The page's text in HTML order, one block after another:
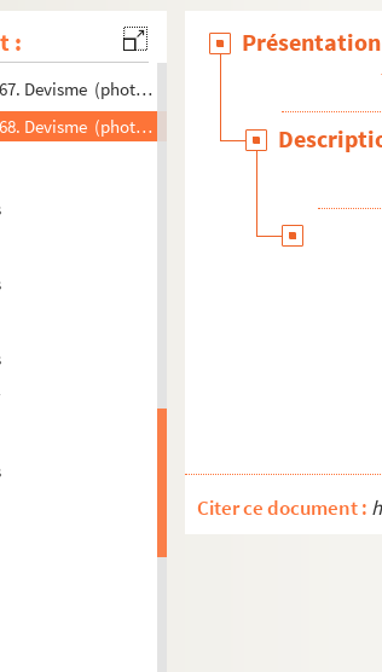
:
Devisme (photographe). Paris. 15,17,19, rue
Lansiaux, Charles (photographe). Paris.
Devisme (photographe). Paris. 15, rue
Devisme (photographe). Paris. 15, rue
Citer ce document :